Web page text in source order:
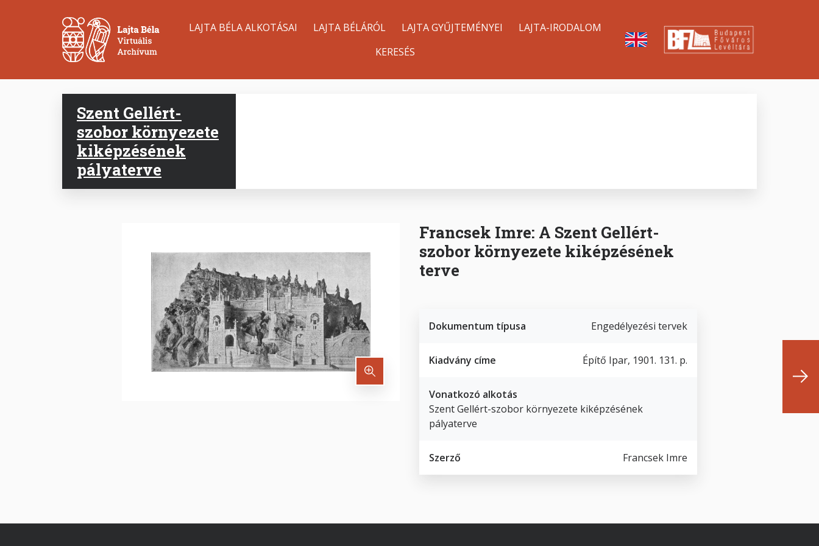
Main
LAJTA BÉLA ALKOTÁSAI LAJTA BÉLÁRÓL LAJTA GYŰJTEMÉNYEI
LAJTA-IRODALOM
KERESÉS
Szent Gellért-
szobor környezete
kiképzésének
pályaterve
Francsek Imre: A Szent Gellért-
szobor környezete kiképzésének
terve
Dokumentum típusa Engedélyezési tervek
Kiadvány címe Építő Ipar, 1901. 131. p.
Vonatkozó alkotás
Szent Gellért-szobor környezete kiképzésének
pályaterve
Szerző Francsek Imre